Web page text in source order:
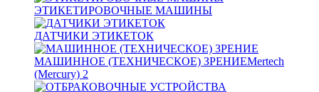
ЭТИКЕТИРОВОЧНЫЕ МАШИНЫ
ДАТЧИКИ ЭТИКЕТОК
МАШИННОЕ (ТЕХНИЧЕСКОЕ) ЗРЕНИЕMertech
(Mercury) 2